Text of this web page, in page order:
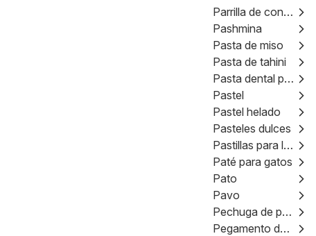
Parrilla de contacto
Pashmina
Pasta de miso
Pasta de tahini
Pasta dental para bebés
Pastel
Pastel helado
Pasteles dulces
Pastillas para lavavajillas
Paté para gatos
Pato
Pavo
Pechuga de pollo
Pegamento de pestañas